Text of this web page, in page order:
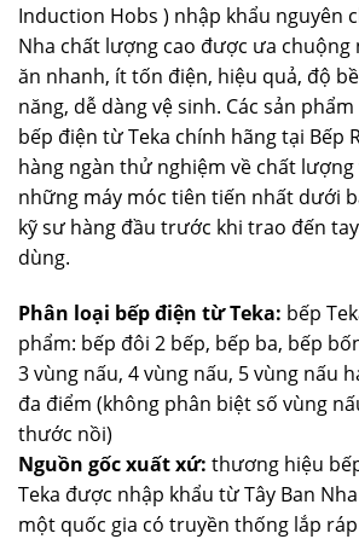
Induction Hobs ) nhập khẩu nguyên
Nha chất lượng cao được ưa
ăn nhanh, ít tốn điện, hiệu quả, độ
năng, dễ dàng vệ sinh. Các sản
bếp điện từ Teka chính hãng tại Bếp
hàng ngàn thử nghiệm về chất
những máy móc tiên tiến nhất dưới
kỹ sư hàng đầu trước khi trao đến
dùng.
Phân loại bếp điện từ Teka: bếp
phẩm: bếp đôi 2 bếp, bếp ba, bếp
3 vùng nấu, 4 vùng nấu, 5 vùng nấu
đa điểm (không phân biệt số vùng
thước nồi)
Nguồn gốc xuất xứ: thương hiệu
Teka được nhập khẩu từ Tây Ban
một quốc gia có truyền thống lắp